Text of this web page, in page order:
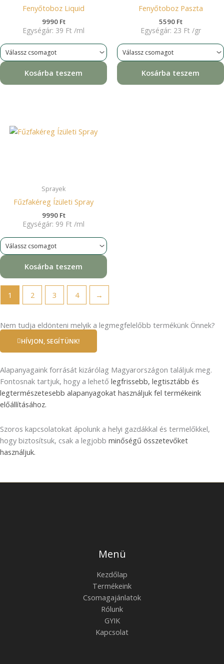
Fenyőtoboz Liquid
9990 Ft
Egységár: 39 Ft /ml
Kosárba teszem
Fenyőtoboz Paszta
5590 Ft
Egységár: 23 Ft /gr
Kosárba teszem
Sprayek
Fűzfakéreg Ízületi Spray
9990 Ft
Egységár: 99 Ft /ml
Kosárba teszem
1 2 3 4 →
Nem tudja eldönteni melyik a legmegfelelőbb termékünk Önnek?
HÍVJON, SEGÍTÜNK!
Alapanyagaink forrását kizárólag Magyarországon találjuk meg.
Fontosnak tartjuk, hogy a lehető legfrissebb, legtisztább és
legtermészetesebb alapanyagokat használjuk fel termékeink
előállításához.
Szoros kapcsolatokat ápolunk a helyi gazdákkal és termelőkkel,
hogy biztosítsuk, csak a legjobb minőségű összetevőket
használjuk.
Menü
Kezdőlap
Termékeink
Csomagajánlatok
Rólunk
GYIK
Kapcsolat